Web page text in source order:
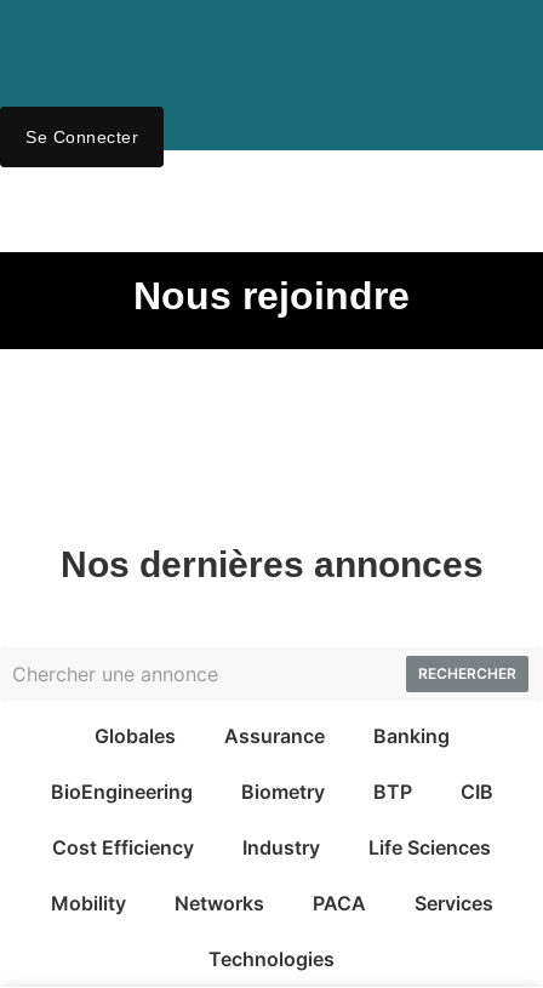
Se Connecter
Nous rejoindre
Nos dernières annonces
RECHERCHER
Globales Assurance Banking
BioEngineering Biometry BTP CIB
Cost Efficiency Industry Life Sciences
Mobility Networks PACA Services
Technologies